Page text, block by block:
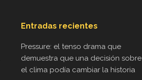
Entradas recientes
Pressure: el tenso drama que
demuestra que una decisión sobre
el clima podía cambiar la historia